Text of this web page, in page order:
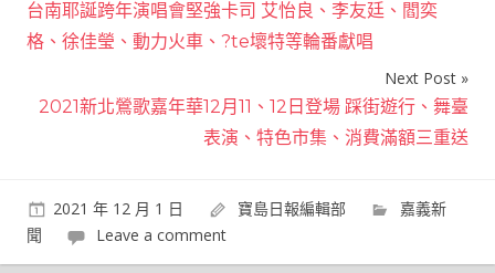
章
覽
台南耶誕跨年演唱會堅強卡司 艾怡良、李友廷、閻奕
格、徐佳瑩、動力火車、?te壞特等輪番獻唱
Next Post
2021新北鶯歌嘉年華12月11、12日登場 踩街遊行、舞臺
表演、特色市集、消費滿額三重送
2021 年 12 月 1 日 寶島日報編輯部
嘉義新
聞
Leave a comment